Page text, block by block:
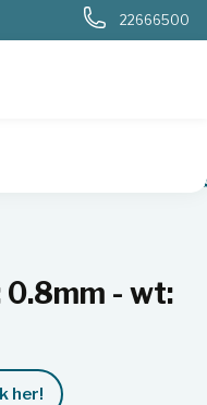
22666500
0.8mm - wt:
her!